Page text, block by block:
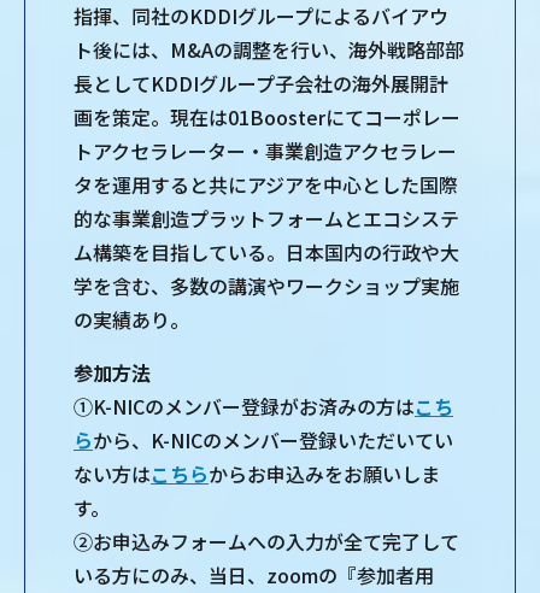
指揮、同社のKDDIグループによるバイアウ
ト後には、M&Aの調整を行い、海外戦略部部
長としてKDDIグループ子会社の海外展開計
画を策定。現在は01Boosterにてコーポレー
トアクセラレーター・事業創造アクセラレー
タを運用すると共にアジアを中心とした国際
的な事業創造プラットフォームとエコシステ
ム構築を目指している。日本国内の行政や大
学を含む、多数の講演やワークショップ実施
の実績あり。
参加方法
①K-NICのメンバー登録がお済みの方はこち
らから、K-NICのメンバー登録いただいてい
ない方はこちらからお申込みをお願いしま
す。
②お申込みフォームへの入力が全て完了して
いる方にのみ、当日、zoomの『参加者用